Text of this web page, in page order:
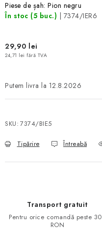
Piese de șah: Pion negru
În stoc (5 buc.) | 7374/IER6
29,90 lei
24,71 lei fără TVA
12.8.2026
SKU: 7374/BIE5
Tipărire Întreabă
Transport gratuit
Pentru orice comandă peste
RON